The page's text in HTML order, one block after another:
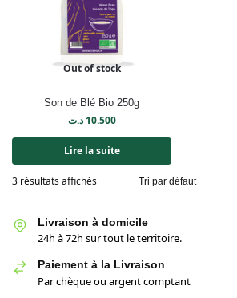
Out of stock
Son de Blé Bio 250g
10.500 د.ت
Lire la suite
3 résultats affichés
Livraison à domicile
24h à 72h sur tout le territoire.
Paiement à la Livraison
Par chèque ou argent comptant